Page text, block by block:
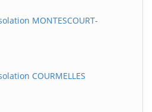
MONTESCOURT-
COURMELLES